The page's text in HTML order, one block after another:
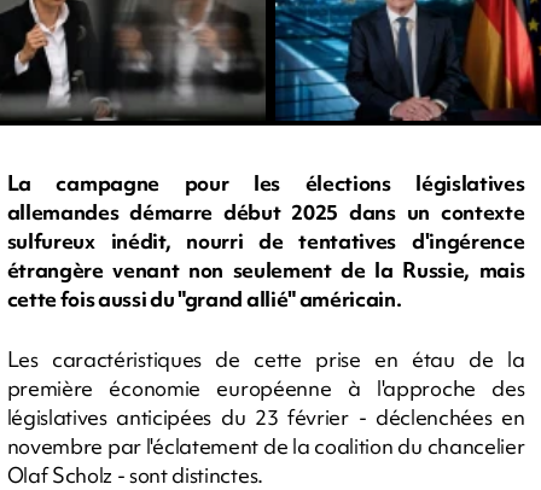
La campagne pour les élections législatives
allemandes démarre début 2025 dans un contexte
sulfureux inédit, nourri de tentatives d'ingérence
étrangère venant non seulement de la Russie, mais
cette fois aussi du "grand allié" américain.
Les caractéristiques de cette prise en étau de la
première économie européenne à l'approche des
législatives anticipées du 23 février - déclenchées en
novembre par l'éclatement de la coalition du chancelier
Olaf Scholz - sont distinctes.